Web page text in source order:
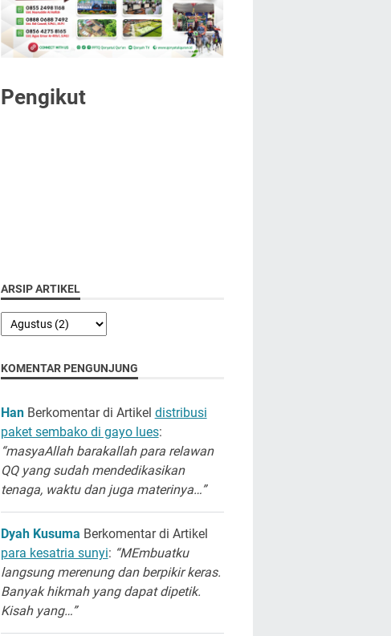
Pengikut
ARSIP ARTIKEL
KOMENTAR PENGUNJUNG
HanBerkomentar di Artikel distribusi
paket sembako di gayo lues:
“masyaAllah barakallah para relawan
QQ yang sudah mendedikasikan
tenaga, waktu dan juga materinya…”
Dyah Kusuma Berkomentar di Artikel
para kesatria sunyi: “MEmbuatku
langsung merenung dan berpikir keras.
Banyak hikmah yang dapat dipetik.
Kisah yang…”